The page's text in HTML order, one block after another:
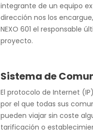
integrante de un equipo
dirección nos los
NEXO 601 el responsable
proyecto.
Sistema de
El protocolo de Internet
por el que todas sus
pueden viajar sin coste
tarificación o